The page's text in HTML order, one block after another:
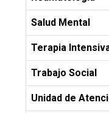
Salud Mental
Terapia
Trabajo Social
Unidad de